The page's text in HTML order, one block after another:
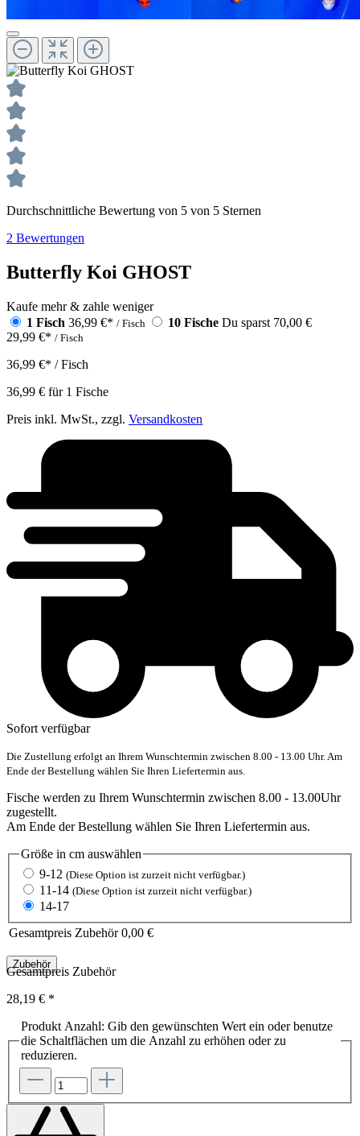
Durchschnittliche Bewertung von 5 von 5 Sternen
2 Bewertungen
Butterfly Koi GHOST
Kaufe mehr & zahle weniger
1 Fisch 36,99 €* / Fisch 10 Fische Du sparst 70,00 €
29,99 €* / Fisch
36,99 €* / Fisch
36,99 € für 1 Fische
Preis inkl. MwSt., zzgl. Versandkosten
Sofort verfügbar
Die Zustellung erfolgt an Ihrem Wunschtermin zwischen 8.00 - 13.00 Uhr. Am
Ende der Bestellung wählen Sie Ihren Liefertermin aus.
Fische werden zu Ihrem Wunschtermin zwischen 8.00 - 13.00Uhr
zugestellt.
Am Ende der Bestellung wählen Sie Ihren Liefertermin aus.
Größe in cm auswählen
9-12 (Diese Option ist zurzeit nicht verfügbar.)
11-14 (Diese Option ist zurzeit nicht verfügbar.)
14-17
Gesamtpreis Zubehör 0,00 €
Zubehör
Gesamtpreis Zubehör
28,19 € *
Produkt Anzahl: Gib den gewünschten Wert ein oder benutze
die Schaltflächen um die Anzahl zu erhöhen oder zu
reduzieren.